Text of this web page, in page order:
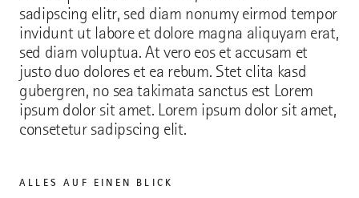
sadipscing elitr, sed diam nonumy eirmod tempor
invidunt ut labore et dolore magna aliquyam erat,
sed diam voluptua. At vero eos et accusam et
justo duo dolores et ea rebum. Stet clita kasd
gubergren, no sea takimata sanctus est Lorem
ipsum dolor sit amet. Lorem ipsum dolor sit amet,
consetetur sadipscing elit.
ALLES AUF EINEN BLICK